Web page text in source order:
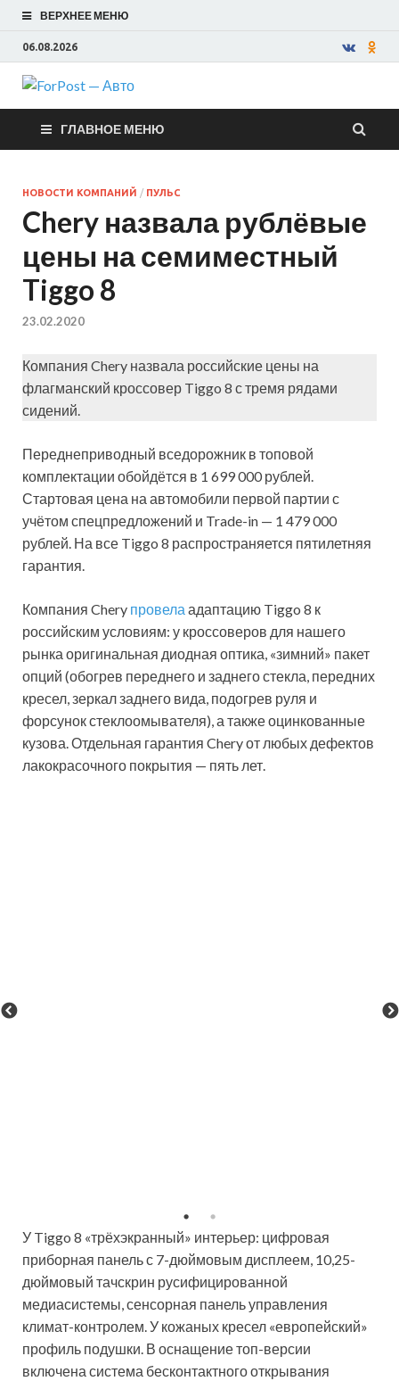
ВЕРХНЕЕ МЕНЮ
06.08.2026
ForPost —
Авто
ГЛАВНОЕ МЕНЮ
НОВОСТИ КОМПАНИЙ / ПУЛЬС
Chery назвала рублёвые
цены на семиместный
Tiggo 8
23.02.2020
Компания Chery назвала российские цены на
флагманский кроссовер Tiggo 8 с тремя рядами
сидений.
Переднеприводный вседорожник в топовой
комплектации обойдётся в 1 699 000 рублей.
Стартовая цена на автомобили первой партии с
учётом спецпредложений и Trade-in — 1 479 000
рублей. На все Tiggo 8 распространяется пятилетняя
гарантия.
Компания Chery провела адаптацию Tiggo 8 к
российским условиям: у кроссоверов для нашего
рынка оригинальная диодная оптика, «зимний» пакет
опций (обогрев переднего и заднего стекла, передних
кресел, зеркал заднего вида, подогрев руля и
форсунок стеклоомывателя), а также оцинкованные
кузова. Отдельная гарантия Chery от любых дефектов
лакокрасочного покрытия — пять лет.
У Tiggo 8 «трёхэкранный» интерьер: цифровая
приборная панель с 7-дюймовым дисплеем, 10,25-
дюймовый тачскрин русифицированной
медиасистемы, сенсорная панель управления
климат-контролем. У кожаных кресел «европейский»
профиль подушки. В оснащение топ-версии
включена система бесконтактного открывания